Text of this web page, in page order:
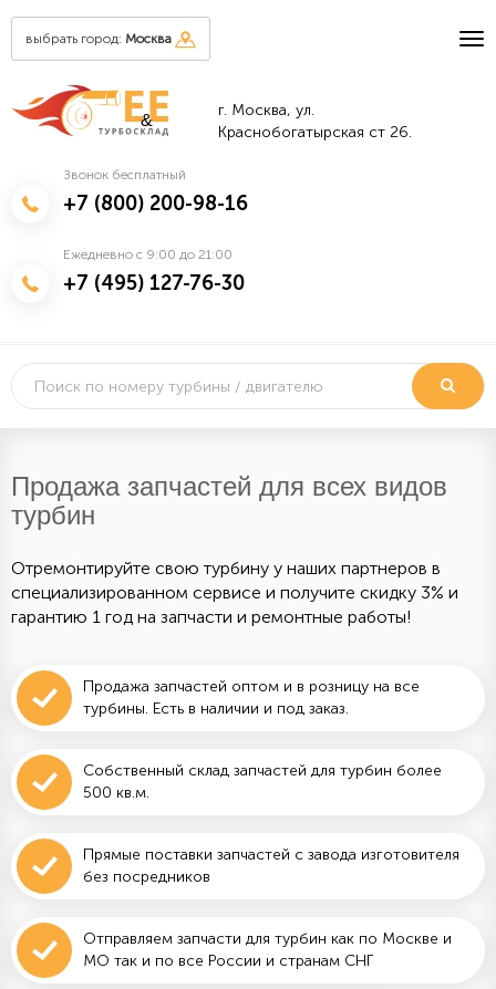
выбрать город: Москва
&
г. Москва, ул.
Краснобогатырская ст 26.
Звонок бесплатный
+7 (800) 200-98-16
Ежедневно с 9:00 до 21:00
+7 (495) 127-76-30
Продажа запчастей для всех видов
турбин
Отремонтируйте свою турбину у наших партнеров в
специализированном сервисе и получите скидку 3% и
гарантию 1 год на запчасти и ремонтные работы!
Продажа запчастей оптом и в розницу на все
турбины. Есть в наличии и под заказ.
Собственный склад запчастей для турбин более
500 кв.м.
Прямые поставки запчастей с завода изготовителя
без посредников
Отправляем запчасти для турбин как по Москве и
МО так и по все России и странам СНГ